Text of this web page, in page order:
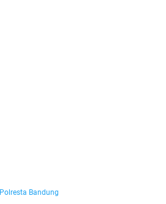
Polresta Bandung